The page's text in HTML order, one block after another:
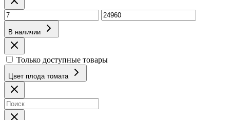
В наличии
Только доступные товары
Цвет плода томата